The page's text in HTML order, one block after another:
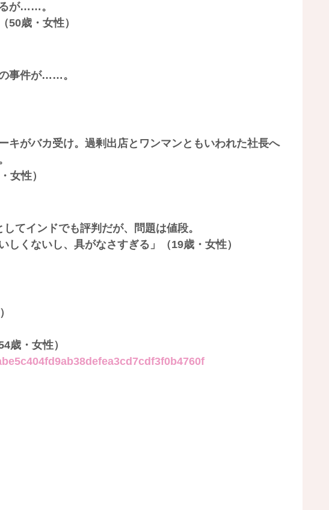
が……。
50歳・女性）
事件が……。
キがバカ受け。過剰出店とワンマンともいわれた社長へ
女性）
てインドでも評判だが、問題は値段。
しくないし、具がなさすぎる」（19歳・女性）
歳・女性）